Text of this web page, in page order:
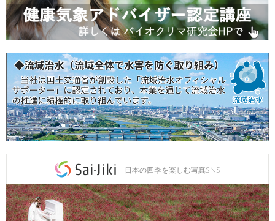
日本の四季を楽しむ写真SNS